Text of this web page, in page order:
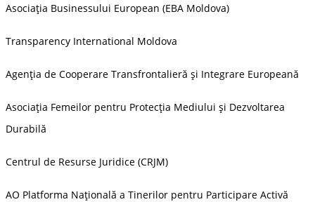
Asociația Businessului European (EBA Moldova)
Transparency International Moldova
Agenția de Cooperare Transfrontalieră și Integrare Europeană
Asociația Femeilor pentru Protecția Mediului și Dezvoltarea
Durabilă
Centrul de Resurse Juridice (CRJM)
AO Platforma Națională a Tinerilor pentru Participare Activă